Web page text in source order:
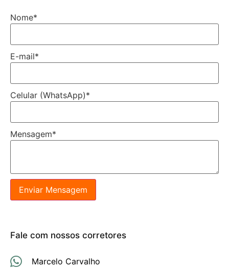
Nome*
E-mail*
Celular (WhatsApp)*
Mensagem*
Enviar Mensagem
Fale com nossos corretores
Marcelo Carvalho